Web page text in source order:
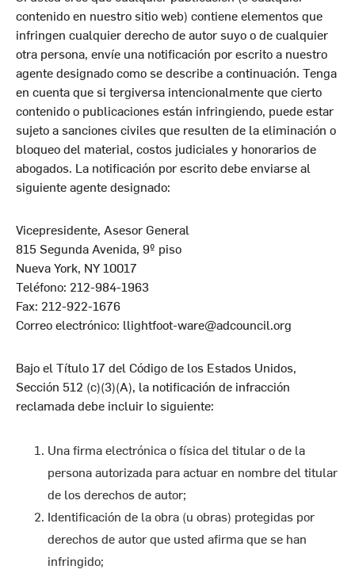
contenido en nuestro sitio web) contiene elementos que
infringen cualquier derecho de autor suyo o de cualquier
otra persona, envíe una notificación por escrito a nuestro
agente designado como se describe a continuación. Tenga
en cuenta que si tergiversa intencionalmente que cierto
contenido o publicaciones están infringiendo, puede estar
sujeto a sanciones civiles que resulten de la eliminación o
bloqueo del material, costos judiciales y honorarios de
abogados. La notificación por escrito debe enviarse al
siguiente agente designado:
Vicepresidente, Asesor General
815 Segunda Avenida, 9º piso
Nueva York, NY 10017
Teléfono: 212-984-1963
Fax: 212-922-1676
Correo electrónico: llightfoot-ware@adcouncil.org
Bajo el Título 17 del Código de los Estados Unidos,
Sección 512 (c)(3)(A), la notificación de infracción
reclamada debe incluir lo siguiente:
Una firma electrónica o física del titular o de la
persona autorizada para actuar en nombre del titular
de los derechos de autor;
Identificación de la obra (u obras) protegidas por
derechos de autor que usted afirma que se han
infringido;